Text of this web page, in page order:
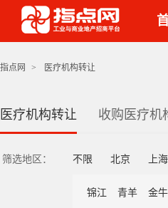
指点网 > 医疗机构转让
医疗机构转让 收购医疗机
筛选地区： 不限 北京 上海
锦江 青羊 金牛